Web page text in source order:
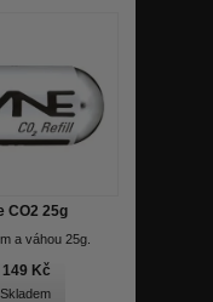
CO2 25g
a váhou 25g.
149 Kč
Skladem